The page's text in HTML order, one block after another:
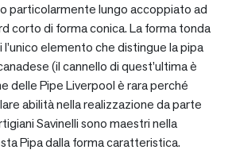
particolarmente lungo accoppiato ad
corto di forma conica. La forma tonda
elemento che distingue la pipa
(il cannello di quest’ultima è
delle Pipe Liverpool è rara perché
abilità nella realizzazione da parte
Savinelli sono maestri nella
Pipa dalla forma caratteristica.